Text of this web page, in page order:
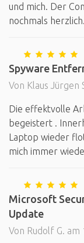
und mich. Der
nochmals
Spyware
Von Klaus Jürgen
Die effektvolle
begeistert .
Laptop wieder
mich immer
Microsoft
Update
Von Rudolf G. am